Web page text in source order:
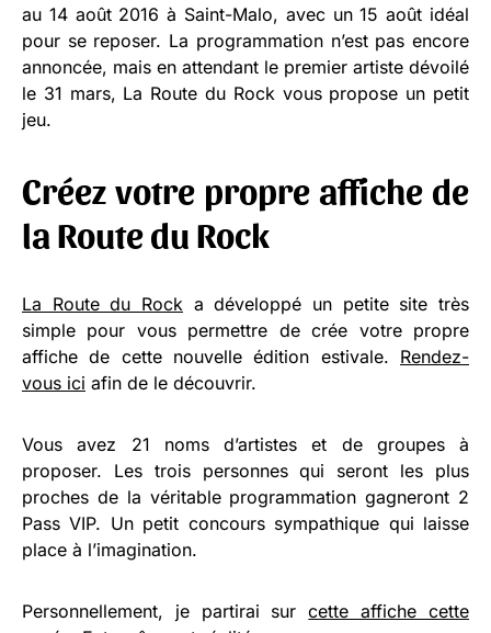
au 14 août 2016 à Saint-Malo, avec un 15 août idéal
pour se reposer. La programmation n’est pas encore
annoncée, mais en attendant le premier artiste dévoilé
le 31 mars, La Route du Rock vous propose un petit
jeu.
Créez votre propre affiche de
la Route du Rock
La Route du Rock a développé un petite site très
simple pour vous permettre de crée votre propre
affiche de cette nouvelle édition estivale. Rendez-
vous ici afin de le découvrir.
Vous avez 21 noms d’artistes et de groupes à
proposer. Les trois personnes qui seront les plus
proches de la véritable programmation gagneront 2
Pass VIP. Un petit concours sympathique qui laisse
place à l’imagination.
Personnellement, je partirai surcette affiche cette